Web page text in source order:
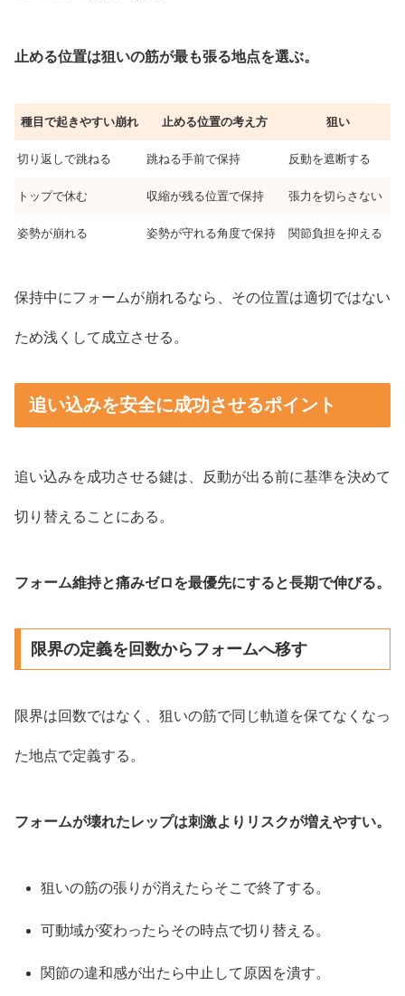
止める位置は狙いの筋が最も張る地点を選ぶ。
種目で起きやすい崩れ 止める位置の考え方 狙い
切り返しで跳ねる 跳ねる手前で保持 反動を遮断する
トップで休む 収縮が残る位置で保持 張力を切らさない
姿勢が崩れる 姿勢が守れる角度で保持 関節負担を抑える
保持中にフォームが崩れるなら、その位置は適切ではない
ため浅くして成立させる。
追い込みを安全に成功させるポイント
追い込みを成功させる鍵は、反動が出る前に基準を決めて
切り替えることにある。
フォーム維持と痛みゼロを最優先にすると長期で伸びる。
限界の定義を回数からフォームへ移す
限界は回数ではなく、狙いの筋で同じ軌道を保てなくなっ
た地点で定義する。
フォームが壊れたレップは刺激よりリスクが増えやすい。
狙いの筋の張りが消えたらそこで終了する。
可動域が変わったらその時点で切り替える。
関節の違和感が出たら中止して原因を潰す。